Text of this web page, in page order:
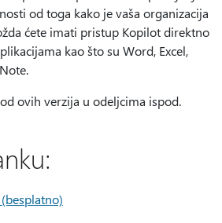
od toga kako je vaša organizacija
ćete imati pristup Kopilot direktno
kao što su Word, Excel,
ovih verzija u odeljcima ispod.